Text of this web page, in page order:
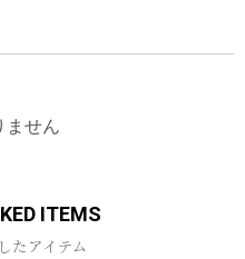
ません
ITEMS
たアイテム